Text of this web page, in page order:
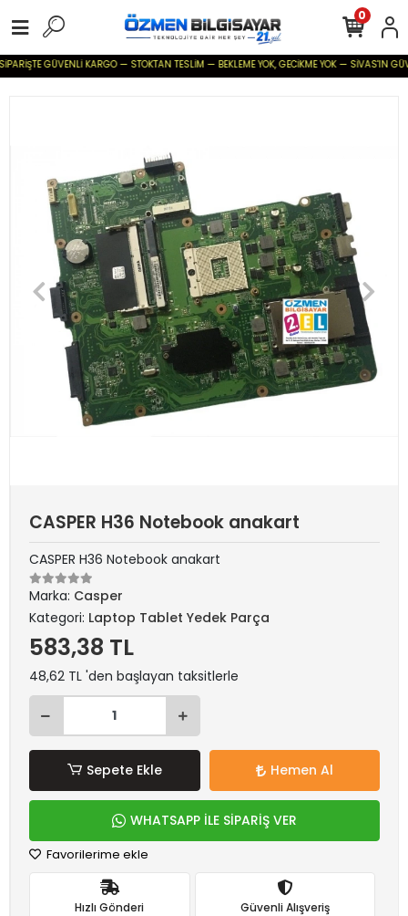
GÜVENLİ KARGO — STOKTAN TESLİM — BEKLEME YOK, GECİKME YOK — SİVAS'IN
0
CASPER H36 Notebook anakart
CASPER H36 Notebook anakart
Marka: Casper
Kategori: Laptop Tablet Yedek Parça
583,38 TL
48,62 TL 'den başlayan taksitlerle
Sepete Ekle Hemen Al
WHATSAPP İLE SİPARİŞ VER
Favorilerime ekle
Hızlı Gönderi Güvenli Alışveriş